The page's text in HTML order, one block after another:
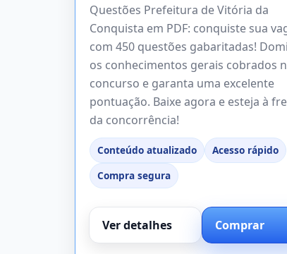
Questões Prefeitura de Vitória da
Conquista em PDF: conquiste sua
com 450 questões gabaritadas!
os conhecimentos gerais cobrados
concurso e garanta uma excelente
pontuação. Baixe agora e esteja à
da concorrência!
Conteúdo atualizado
Acesso rápido
Compra segura
Ver detalhes Comprar